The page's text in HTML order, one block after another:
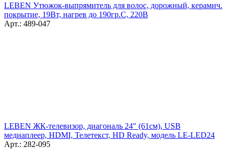
LEBEN Утюжок-выпрямитель для волос, дорожный, керамич.
покрытие, 19Вт, нагрев до 190гр.С, 220В
Арт.: 489-047
LEBEN ЖК-телевизор, диагональ 24" (61см), USB
медиаплеер, HDMI, Телетекст, HD Ready, модель LE-LED24
Арт.: 282-095